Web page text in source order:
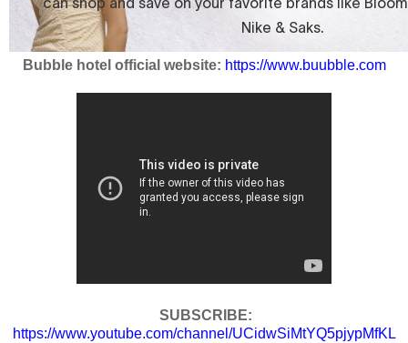
Bubble hotel official website: https://www.buubble.com
SUBSCRIBE:
https://www.youtube.com/channel/UCidwSiMtYQ5pjypMfKL